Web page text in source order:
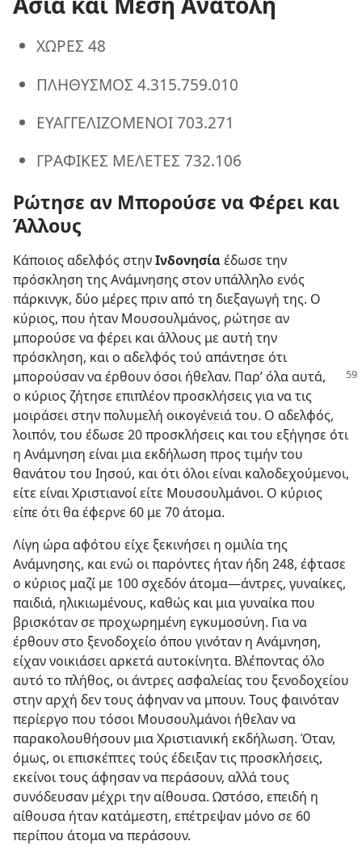
ΧΩΡΕΣ 48
ΠΛΗΘΥΣΜΟΣ 4.315.759.010
ΕΥΑΓΓΕΛΙΖΟΜΕΝΟΙ 703.271
ΓΡΑΦΙΚΕΣ ΜΕΛΕΤΕΣ 732.106
Ρώτησε αν Μπορούσε να Φέρει και
Άλλους
Κάποιος αδελφός στηνΙνδονησία έδωσε την
πρόσκληση της Ανάμνησης στον υπάλληλο ενός
πάρκινγκ, δύο μέρες πριν από τη διεξαγωγή της. Ο
κύριος, που ήταν Μουσουλμάνος, ρώτησε αν
μπορούσε να φέρει και άλλους με αυτή την
πρόσκληση, και ο αδελφός τού απάντησε ότι
μπορούσαν να έρθουν όσοι ήθελαν. Παρ’ όλα αυτά,
ο κύριος ζήτησε επιπλέον προσκλήσεις για να τις
μοιράσει στην πολυμελή οικογένειά του. Ο αδελφός,
λοιπόν, του έδωσε 20 προσκλήσεις και του εξήγησε ότι
η Ανάμνηση είναι μια εκδήλωση προς τιμήν του
θανάτου του Ιησού, και ότι όλοι είναι καλοδεχούμενοι,
είτε είναι Χριστιανοί είτε Μουσουλμάνοι. Ο κύριος
είπε ότι θα έφερνε 60 με 70 άτομα.
Λίγη ώρα αφότου είχε ξεκινήσει η ομιλία της
Ανάμνησης, και ενώ οι παρόντες ήταν ήδη 248, έφτασε
ο κύριος μαζί με 100 σχεδόν άτομα​—άντρες, γυναίκες,
παιδιά, ηλικιωμένους, καθώς και μια γυναίκα που
βρισκόταν σε προχωρημένη εγκυμοσύνη. Για να
έρθουν στο ξενοδοχείο όπου γινόταν η Ανάμνηση,
είχαν νοικιάσει αρκετά αυτοκίνητα. Βλέποντας όλο
αυτό το πλήθος, οι άντρες ασφαλείας του ξενοδοχείου
στην αρχή δεν τους άφηναν να μπουν. Τους φαινόταν
περίεργο που τόσοι Μουσουλμάνοι ήθελαν να
παρακολουθήσουν μια Χριστιανική εκδήλωση. Όταν,
όμως, οι επισκέπτες τούς έδειξαν τις προσκλήσεις,
εκείνοι τους άφησαν να περάσουν, αλλά τους
συνόδευσαν μέχρι την αίθουσα. Ωστόσο, επειδή η
αίθουσα ήταν κατάμεστη, επέτρεψαν μόνο σε 60
περίπου άτομα να περάσουν.